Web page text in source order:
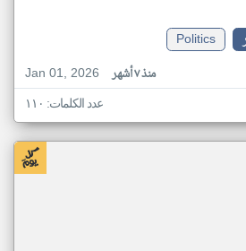
Politics
Jan 01, 2026
منذ ٧ أشهر
عدد الكلمات: ١١٠